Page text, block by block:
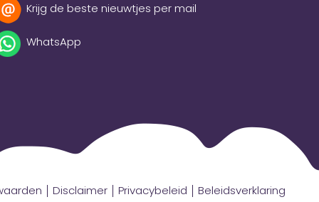
Krijg de beste nieuwtjes per mail
WhatsApp
Beleidsverklaring
Privacybeleid
Disclaimer